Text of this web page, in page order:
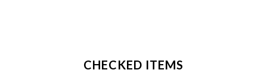
CHECKED ITEMS